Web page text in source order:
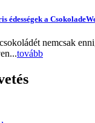
édességek a
nemcsak
tovább